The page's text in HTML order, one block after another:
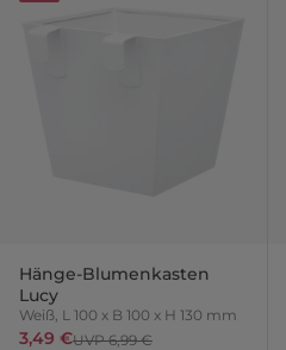
Hänge-Blumenkasten
Lucy
Weiß, L 100 x B 100 x H 130 mm
3,49 €UVP 6,99 €